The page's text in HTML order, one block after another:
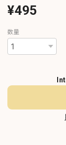
¥495
数量